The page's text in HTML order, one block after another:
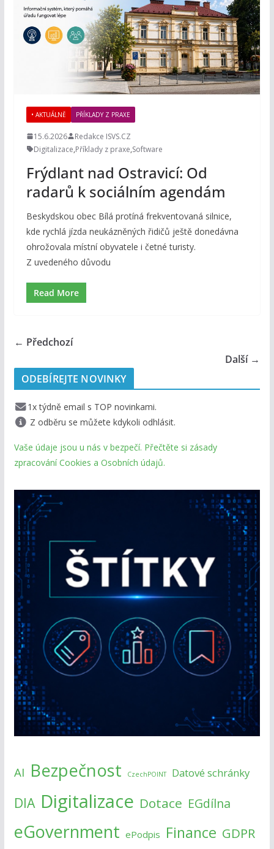
• AKTUÁLNĚ PŘÍKLADY Z PRAXE
15.6.2026
Redakce ISVS.CZ
Digitalizace,Příklady z praxe,Software
Frýdlant nad Ostravicí: Od
radarů k sociálním agendám
Beskydskou obec Bílá protíná frekventovaná silnice,
kde rychlá jízda neukázněných řidičů ještě donedávna
ohrožovala místní obyvatele i četné turisty.
Z uvedeného důvodu
Read More
← Předchozí
Další →
ODEBÍREJTE NOVINKY
1x týdně email s TOP novinkami.
Z odběru se můžete kdykoli odhlásit.
Vaše údaje jsou u nás v bezpečí. Přečtěte si zásady
zpracování Cookies a Osobních údajů.
AI Bezpečnost CzechPOINT Datové schránky
DIA Digitalizace Dotace EGdílna
eGovernment ePodpis Finance GDPR